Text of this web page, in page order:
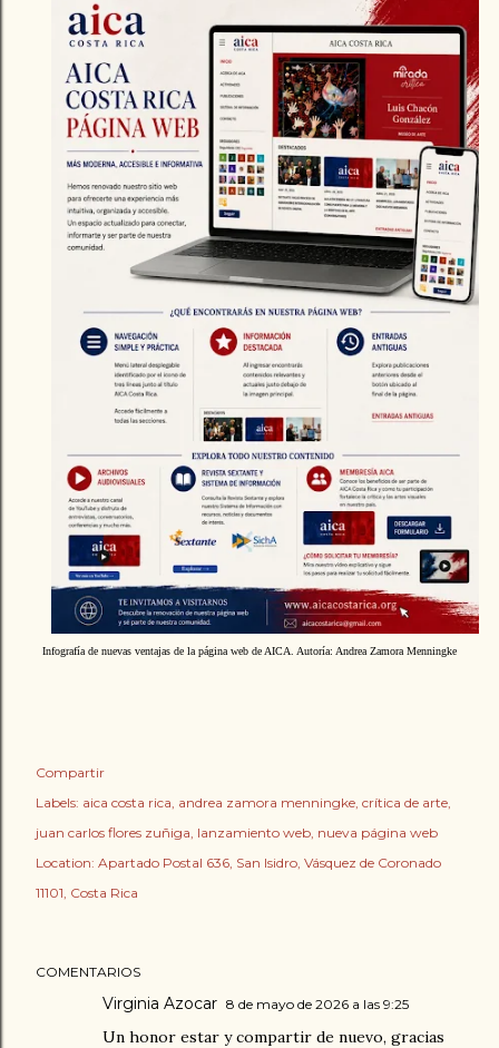
Infografía de nuevas ventajas de la página web de AICA. Autoría: Andrea Zamora Menningke
Compartir
Labels: aica costa rica andrea zamora menningke crítica de arte
juan carlos flores zuñiga lanzamiento web nueva página web
Location: Apartado Postal 636, San Isidro, Vásquez de Coronado
11101, Costa Rica
COMENTARIOS
Virginia Azocar 8 de mayo de 2026 a las 9:25
Un honor estar y compartir de nuevo, gracias